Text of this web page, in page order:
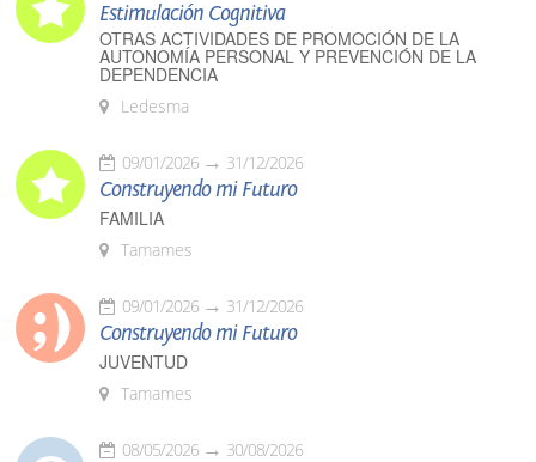
Estimulación Cognitiva
OTRAS ACTIVIDADES DE PROMOCIÓN DE LA
AUTONOMÍA PERSONAL Y PREVENCIÓN DE LA
DEPENDENCIA
Ledesma
09/01/2026 31/12/2026
Construyendo mi Futuro
FAMILIA
Tamames
09/01/2026 31/12/2026
Construyendo mi Futuro
JUVENTUD
Tamames
08/05/2026 30/08/2026